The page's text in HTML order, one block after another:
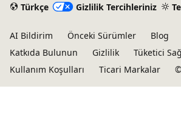
Türkçe Gizlilik Tercihleriniz
AI Bildirim Önceki Sürümler
Blog
Katkıda Bulunun
Gizlilik
Tüketici
Kullanım Koşulları
Ticari Markalar